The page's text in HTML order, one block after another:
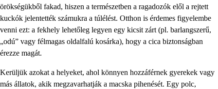
örökségükből fakad, hiszen a természetben a ragadozók elől a rejtett
kuckók jelentették számukra a túlélést. Otthon is érdemes figyelembe
venni ezt: a fekhely lehetőleg legyen egy kicsit zárt (pl. barlangszerű,
„odú” vagy félmagas oldalfalú kosárka), hogy a cica biztonságban
érezze magát.
Kerüljük azokat a helyeket, ahol könnyen hozzáférnek gyerekek vagy
más állatok, akik megzavarhatják a macska pihenését. Egy polc,